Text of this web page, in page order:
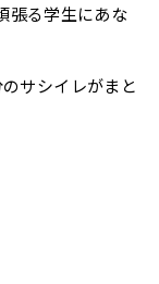
張る学生にあな
サシイレがまと